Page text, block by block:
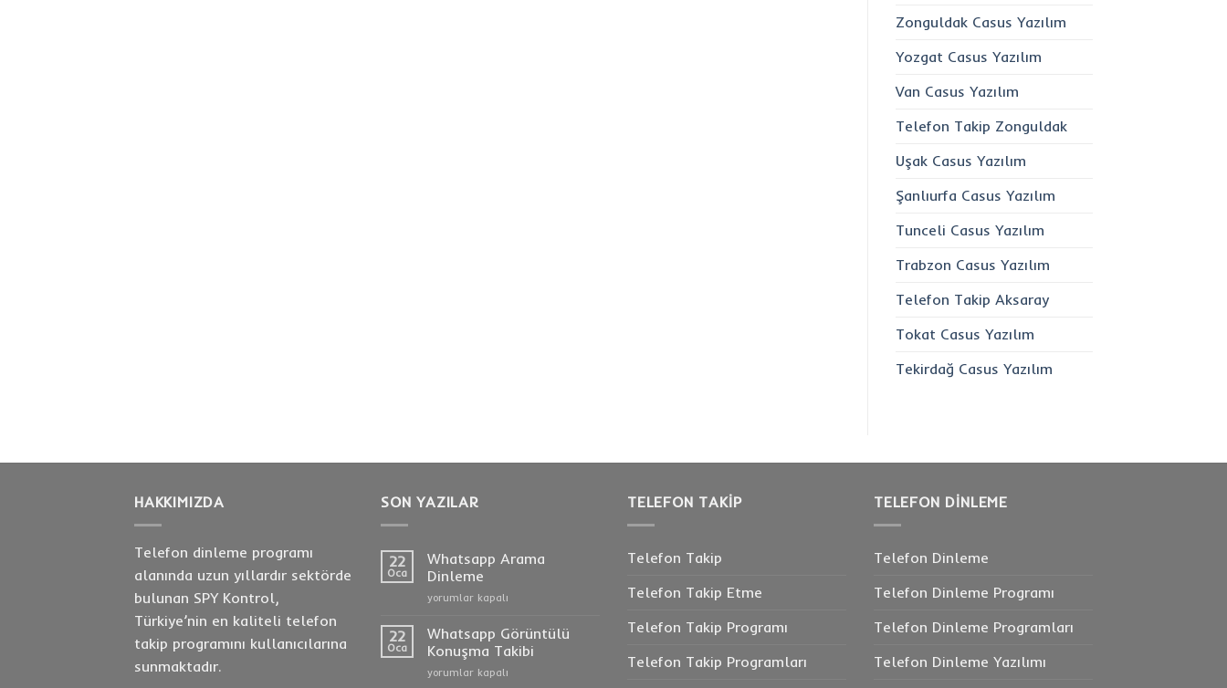
Zonguldak Casus Yazılım
Yozgat Casus Yazılım
Van Casus Yazılım
Telefon Takip Zonguldak
Uşak Casus Yazılım
Şanlıurfa Casus Yazılım
Tunceli Casus Yazılım
Trabzon Casus Yazılım
Telefon Takip Aksaray
Tokat Casus Yazılım
Tekirdağ Casus Yazılım
HAKKIMIZDA
Telefon dinleme programı
alanında uzun yıllardır sektörde
bulunan SPY Kontrol,
Türkiye’nin en kaliteli telefon
takip programını kullanıcılarına
sunmaktadır.
SON YAZILAR
22
Oca
Whatsapp Arama
Dinleme
Whatsapp
Dinleme
için
yorumlar kapalı
22
Oca
Whatsapp Görüntülü
Konuşma Takibi
Whatsapp
yorumlar kapalı
TELEFON TAKIP
Telefon Takip
Telefon Takip Etme
Telefon Takip Programı
Telefon Takip Programları
TELEFON DINLEME
Telefon Dinleme
Telefon Dinleme Programı
Telefon Dinleme Programları
Telefon Dinleme Yazılımı